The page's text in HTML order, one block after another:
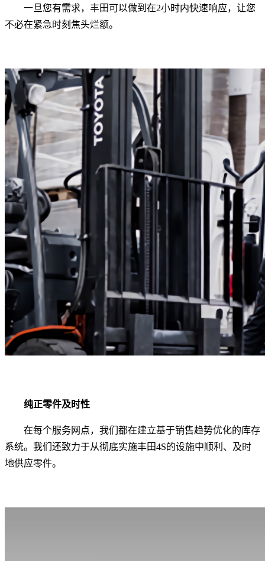
一旦您有需求，丰田可以做到在2小时内快速响应，让您
不必在紧急时刻焦头烂额。
纯正零件及时性
在每个服务网点，我们都在建立基于销售趋势优化的库存
系统。我们还致力于从彻底实施丰田4S的设施中顺利、及时
地供应零件。